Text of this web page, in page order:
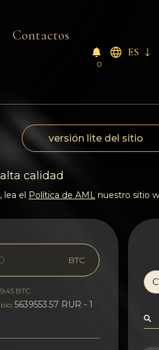
Contactos
0
ES
versión lite del sitio
calidad
lea el Política de AML nuestro sitio
BTC
BTC
5639553.57 RUR - 1